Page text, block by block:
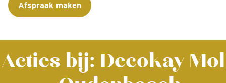
Afspraak maken
Acties bij: Decokay Mol